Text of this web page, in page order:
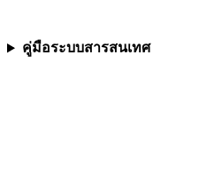
คู่มือระบบสารสนเทศ